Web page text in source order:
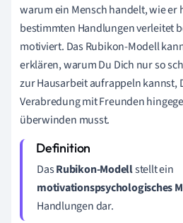
warum ein Mensch handelt, wie er
bestimmten Handlungen verleitet
motiviert. Das Rubikon-Modell
erklären, warum Du Dich nur so
zur Hausarbeit aufrappeln kannst,
Verabredung mit Freunden
überwinden musst.
DasRubikon-Modellstellt ein
motivationspsychologisches
Handlungen dar.